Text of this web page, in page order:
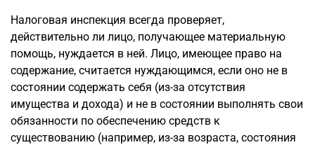
Налоговая инспекция всегда проверяет,
действительно ли лицо, получающее материальную
помощь, нуждается в ней. Лицо, имеющее право на
содержание, считается нуждающимся, если оно не в
состоянии содержать себя (из-за отсутствия
имущества и дохода) и не в состоянии выполнять свои
обязанности по обеспечению средств к
существованию (например, из-за возраста, состояния